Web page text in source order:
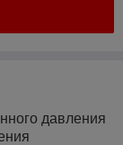
давления